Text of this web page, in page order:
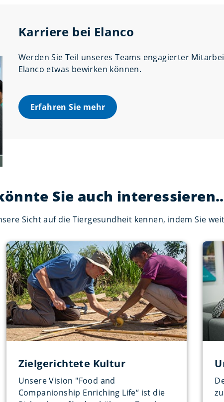
Karriere bei Elanco
Werden Sie Teil unseres Teams engagierter
Elanco etwas bewirken können.
Erfahren Sie mehr
Sie auch
Sicht auf die Tiergesundheit kennen, indem Sie
Zielgerichtete Kultur
Unsere Vision "Food and
Companionship Enriching Life“ ist die